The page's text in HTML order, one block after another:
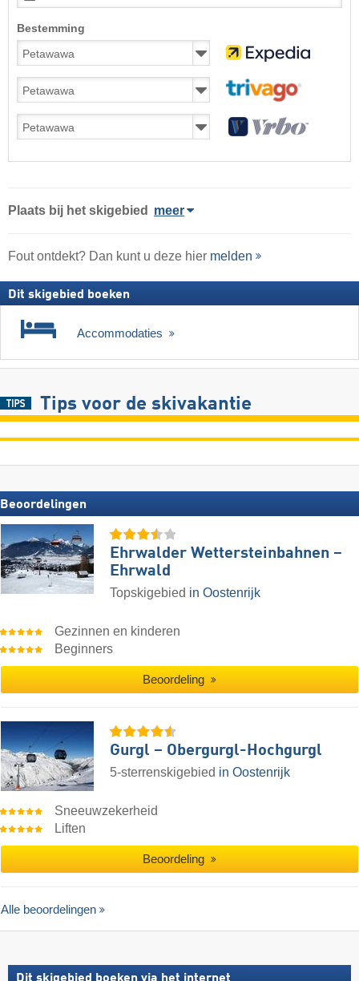
Bestemming
Plaats bij het skigebied meer
Fout ontdekt? Dan kunt u deze hier melden
Dit skigebied boeken
Accommodaties
Tips voor de skivakantie
Beoordelingen
Ehrwalder Wettersteinbahnen –
Ehrwald
Topskigebied in Oostenrijk
Gezinnen en kinderen
Beginners
Beoordeling
Gurgl – Obergurgl-Hochgurgl
5-sterrenskigebied in Oostenrijk
Sneeuwzekerheid
Liften
Beoordeling
Alle beoordelingen